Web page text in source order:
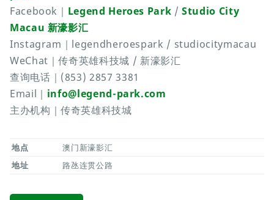
Facebook｜ Legend Heroes Park /Studio City
Macau 新濠影汇
Instagram｜legendheroespark / studiocitymacau
WeChat｜传奇英雄科技城 / 新濠影汇
查询电话｜(853) 2857 3381
Email｜ info@legend-park.com
主办机构｜传奇英雄科技城
地点
澳门新濠影汇
地址
路氹连贯公路